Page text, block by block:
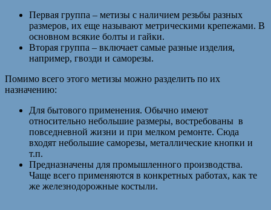
Первая группа – метизы с наличием резьбы разных
размеров, их еще называют метрическими крепежами. В
основном всякие болты и гайки.
Вторая группа – включает самые разные изделия,
например, гвозди и саморезы.
Помимо всего этого метизы можно разделить по их
назначению:
Для бытового применения. Обычно имеют
относительно небольшие размеры, востребованы в
повседневной жизни и при мелком ремонте. Сюда
входят небольшие саморезы, металлические кнопки и
т.п.
Предназначены для промышленного производства.
Чаще всего применяются в конкретных работах, как те
же железнодорожные костыли.